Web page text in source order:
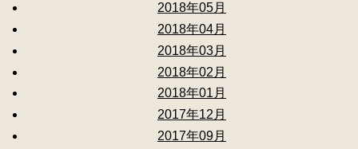
2018年05月
2018年04月
2018年03月
2018年02月
2018年01月
2017年12月
2017年09月